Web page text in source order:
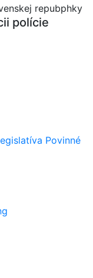
polície
Povinné